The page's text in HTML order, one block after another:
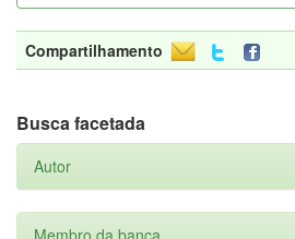
Compartilhamento
Busca facetada
Autor
Membro da banca